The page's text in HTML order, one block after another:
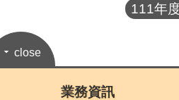
111年
close
業務資訊